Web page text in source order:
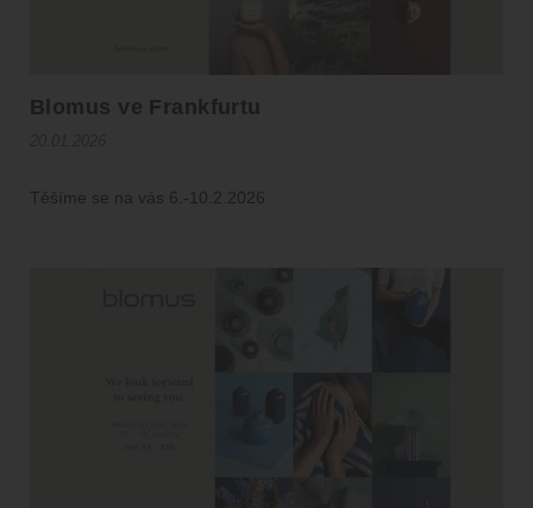
Blomus ve Frankfurtu
Těšíme se na vás 6.-10.2.2026